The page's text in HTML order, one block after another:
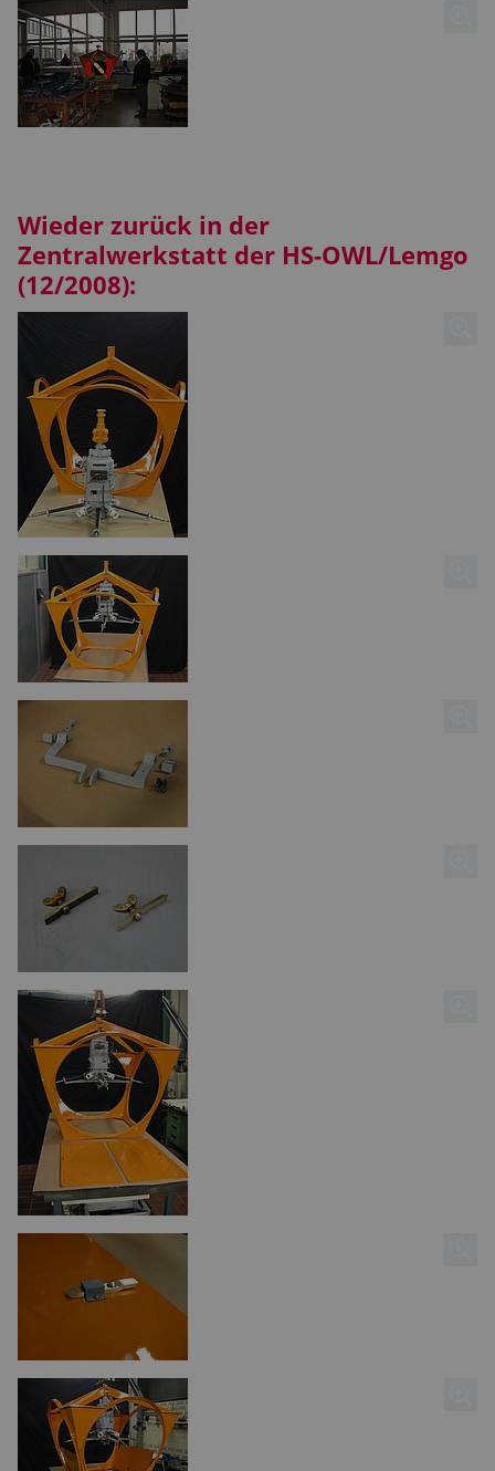
Wieder zurück in der
Zentralwerkstatt der HS-OWL/Lemgo
(12/2008):